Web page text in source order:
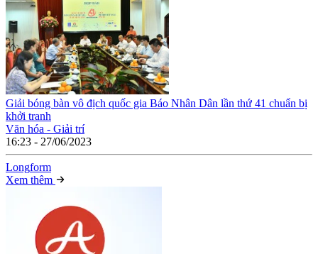
Giải bóng bàn vô địch quốc gia Báo Nhân Dân lần thứ 41 chuẩn bị
khởi tranh
Văn hóa - Giải trí
16:23 - 27/06/2023
Longform
Xem thêm